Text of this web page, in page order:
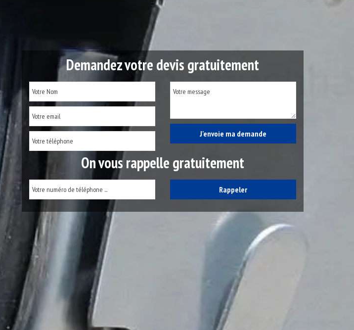
Demandez votre devis gratuitement
On vous rappelle gratuitement